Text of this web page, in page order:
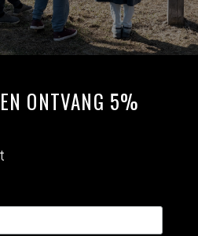
ONTVANG 5%